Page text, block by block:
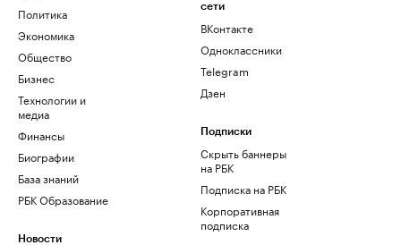
Политика
Экономика
Общество
Бизнес
Технологии и
медиа
Финансы
Биографии
База знаний
РБК Образование
Новости
сети
ВКонтакте
Одноклассники
Telegram
Дзен
Подписки
Скрыть баннеры
на РБК
Подписка на РБК
Корпоративная
подписка